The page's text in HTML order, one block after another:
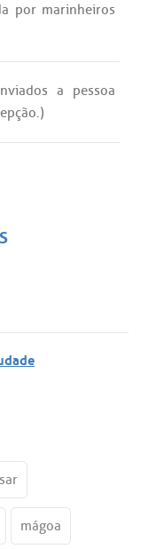
por marinheiros
a pessoa
.)
mágoa